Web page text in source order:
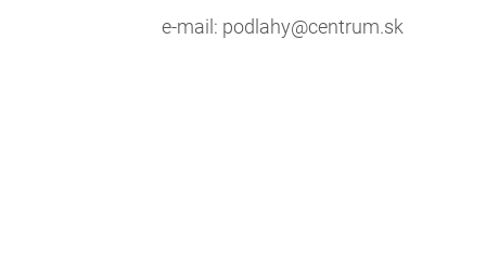
e-mail: podlahy@centrum.sk